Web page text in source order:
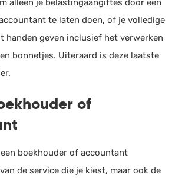
alleen je belastingaangiftes door een
te laten doen, of je volledige
handen geven inclusief het verwerken
bonnetjes. Uiteraard is deze laatste
of
boekhouder of accountant
de service die je kiest, maar ook de